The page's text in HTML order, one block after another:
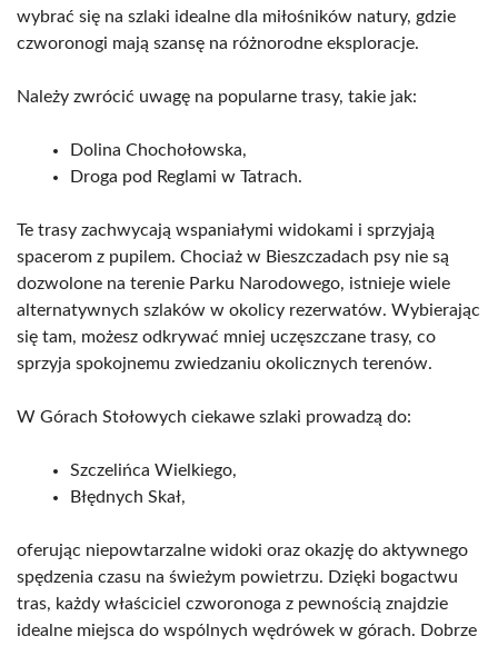
wybrać się na szlaki idealne dla miłośników natury, gdzie
czworonogi mają szansę na różnorodne eksploracje.
Należy zwrócić uwagę na popularne trasy, takie jak:
Dolina Chochołowska,
Droga pod Reglami w Tatrach.
Te trasy zachwycają wspaniałymi widokami i sprzyjają
spacerom z pupilem. Chociaż w Bieszczadach psy nie są
dozwolone na terenie Parku Narodowego, istnieje wiele
alternatywnych szlaków w okolicy rezerwatów. Wybierając
się tam, możesz odkrywać mniej uczęszczane trasy, co
sprzyja spokojnemu zwiedzaniu okolicznych terenów.
W Górach Stołowych ciekawe szlaki prowadzą do:
Szczelińca Wielkiego,
Błędnych Skał,
oferując niepowtarzalne widoki oraz okazję do aktywnego
spędzenia czasu na świeżym powietrzu. Dzięki bogactwu
tras, każdy właściciel czworonoga z pewnością znajdzie
idealne miejsca do wspólnych wędrówek w górach. Dobrze